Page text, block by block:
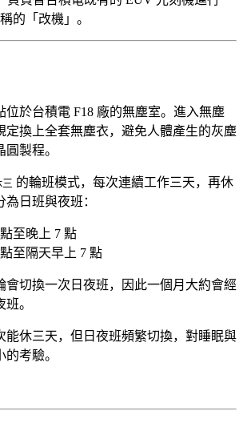
的「改機」。
位於台積電 F18 廠的無塵室。進入無塵
定換上全套無塵衣，避免人體產生的灰塵
製程。
的輪班模式，每次連續工作三天，再休
日班與夜班：
至晚上 7 點
至隔天早上 7 點
會切換一次日夜班，因此一個月大約會經
。
能休三天，但日夜班頻繁切換，對睡眠與
考驗。